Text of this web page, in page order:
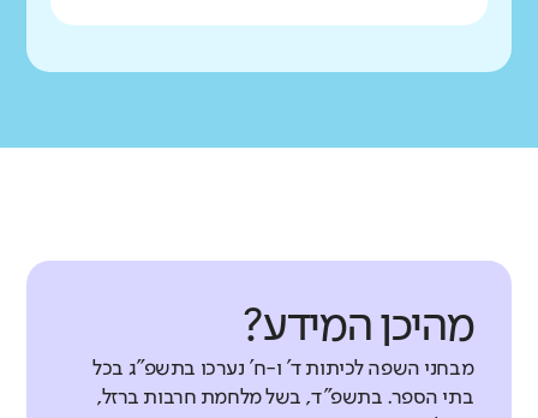
מהיכן המידע?
מבחני השפה לכיתות ד' ו-ח' נערכו בתשפ"ג בכל
בתי הספר. בתשפ"ד, בשל מלחמת חרבות ברזל,